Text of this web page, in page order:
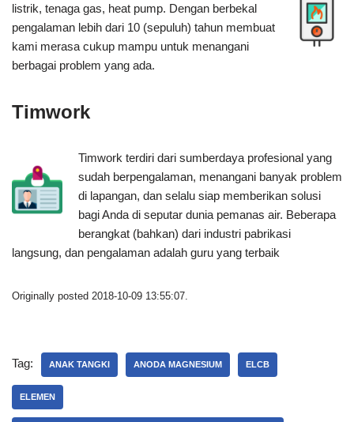
listrik, tenaga gas, heat pump. Dengan berbekal
pengalaman lebih dari 10 (sepuluh) tahun membuat
kami merasa cukup mampu untuk menangani
berbagai problem yang ada.
Timwork
Timwork terdiri dari sumberdaya profesional yang
sudah berpengalaman, menangani banyak problem
di lapangan, dan selalu siap memberikan solusi
bagi Anda di seputar dunia pemanas air. Beberapa
berangkat (bahkan) dari industri pabrikasi
langsung, dan pengalaman adalah guru yang terbaik
Originally posted 2018-10-09 13:55:07.
Tag: ANAK TANGKI ANODA MAGNESIUM ELCB
ELEMEN